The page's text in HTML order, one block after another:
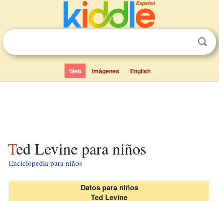
Web Imágenes English
Ted Levine para niños
Enciclopedia para niños
Datos para niños
Ted Levine